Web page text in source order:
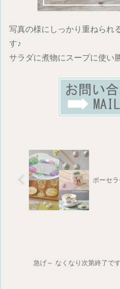
写真の様にしっかり重ねられ
す♪
サラダに煮物にスープに使い
ポーセ
急げ～ なくなり次第終了で